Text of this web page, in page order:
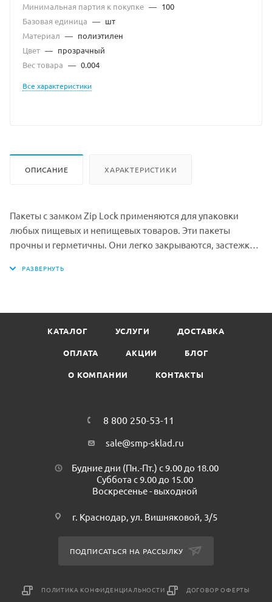
Минимальная партия к покупке — 100
Базовая единица — шт
Материал — полиэтилен
Цвет — прозрачный
Вес товара — 0.004
Все характеристики
ОПИСАНИЕ ХАРАКТЕРИСТИКИ
Пакеты с замком Zip Lock применяются для упаковки
любых пищевых и непищевых товаров. Эти пакеты
прочны и герметичны. Они легко закрываются, застежка
закрывать пакет, прекрасно подходят для любых мелких
Состав: Полиэтилен
Производитель: ПрофиТрейд
КАТАЛОГ УСЛУГИ ДОСТАВКА
ОПЛАТА АКЦИИ БЛОГ
О КОМПАНИИ КОНТАКТЫ
8 800 250-53-11
sale@smp-sklad.ru
Будние дни (Пн.-Пт.) с 9.00 до 18.00
Суббота с 9.00 до 15.00
Воскресенье - выходной
г. Краснодар, ул. Вишняковой, 3/5
ПОДПИСАТЬСЯ НА РАССЫЛКУ
ПОЛИТИКА КОНФИДЕНЦИАЛЬНОСТИ ДОГОВОР ОФЕРТЫ